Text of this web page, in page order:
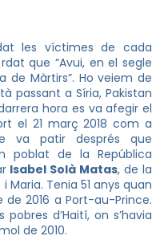
les víctimes de cada
que “Avui, en el segle
de Màrtirs”. Ho veiem de
passant a Síria, Pakistan
hora es va afegir el
el 21 març 2018 com a
va patir després que
poblat de la República
Isabel Solà Matas, de la
Maria. Tenia 51 anys quan
2016 a Port-au-Prince.
d’Haití, on s’havia
de 2010.